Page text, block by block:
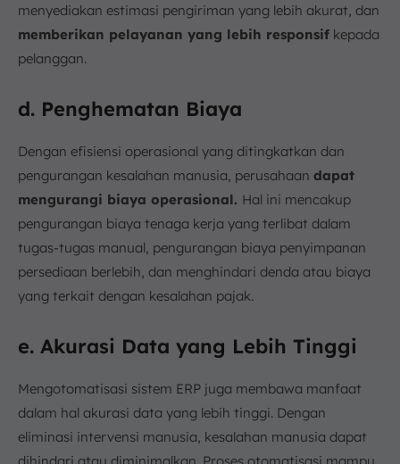
menyediakan estimasi pengiriman yang lebih akurat, dan
memberikan pelayanan yang lebih responsif kepada
pelanggan.
d. Penghematan Biaya
Dengan efisiensi operasional yang ditingkatkan dan
pengurangan kesalahan manusia, perusahaan dapat
mengurangi biaya operasional. Hal ini mencakup
pengurangan biaya tenaga kerja yang terlibat dalam
tugas-tugas manual, pengurangan biaya penyimpanan
persediaan berlebih, dan menghindari denda atau biaya
yang terkait dengan kesalahan pajak.
e. Akurasi Data yang Lebih Tinggi
Mengotomatisasi sistem ERP juga membawa manfaat
dalam hal akurasi data yang lebih tinggi. Dengan
eliminasi intervensi manusia, kesalahan manusia dapat
dihindari atau diminimalkan. Proses otomatisasi mampu